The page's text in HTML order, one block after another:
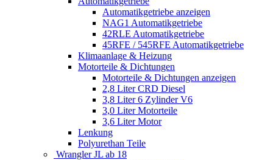
Automatikgetriebe anzeigen
NAG1 Automatikgetriebe
42RLE Automatikgetriebe
45RFE / 545RFE Automatikgetriebe
Klimaanlage & Heizung
Motorteile & Dichtungen
Motorteile & Dichtungen anzeigen
2,8 Liter CRD Diesel
3,8 Liter 6 Zylinder V6
3,0 Liter Motorteile
3,6 Liter Motor
Lenkung
Polyurethan Teile
Wrangler JL ab 18